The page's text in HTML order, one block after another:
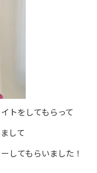
トをしてもらって
して
してもらいました！